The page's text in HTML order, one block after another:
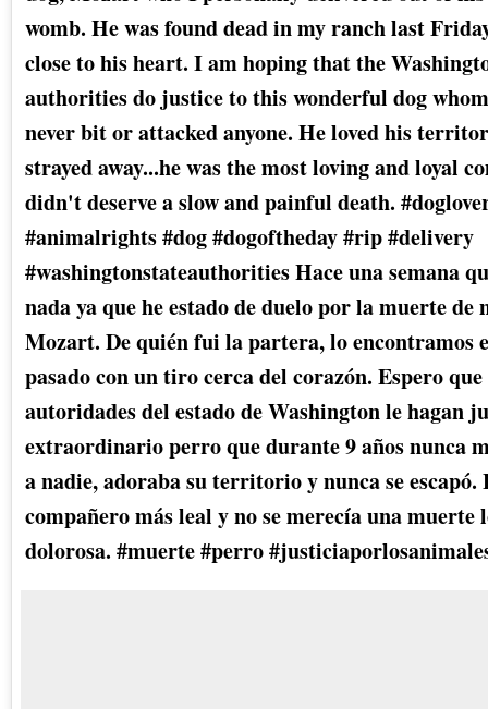
womb. He was found dead in my ranch last
close to his heart. I am hoping that the
authorities do justice to this wonderful dog
never bit or attacked anyone. He loved his
strayed away...he was the most loving and loyal
didn't deserve a slow and painful death.
#animalrights #dog #dogoftheday #rip #delivery
#washingtonstateauthorities Hace una semana
nada ya que he estado de duelo por la muerte de
Mozart. De quién fui la partera, lo encontramos
pasado con un tiro cerca del corazón. Espero que
autoridades del estado de Washington le hagan
extraordinario perro que durante 9 años nunca
a nadie, adoraba su territorio y nunca se escapó.
compañero más leal y no se merecía una muerte
dolorosa. #muerte #perro